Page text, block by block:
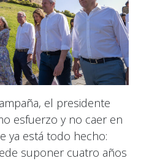
el presidente
esfuerzo y no caer en
ya está todo hecho:
suponer cuatro años